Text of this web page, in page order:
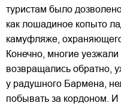
туристам было
как лошадиное копыто
камуфляже,
Конечно, многие
возвращались обратно,
у радушного Бармена,
побывать за кордоном.